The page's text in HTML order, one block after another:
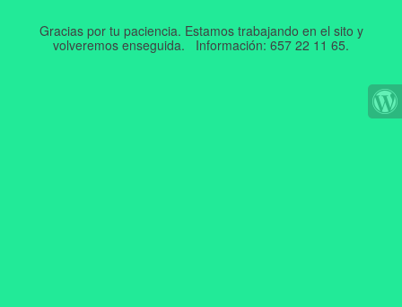
Gracias por tu paciencia. Estamos trabajando en el sito y
volveremos enseguida. Información: 657 22 11 65.